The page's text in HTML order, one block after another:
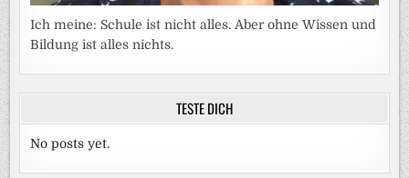
Ich meine: Schule ist nicht alles. Aber ohne Wissen und
Bildung ist alles nichts.
TESTE DICH
No posts yet.